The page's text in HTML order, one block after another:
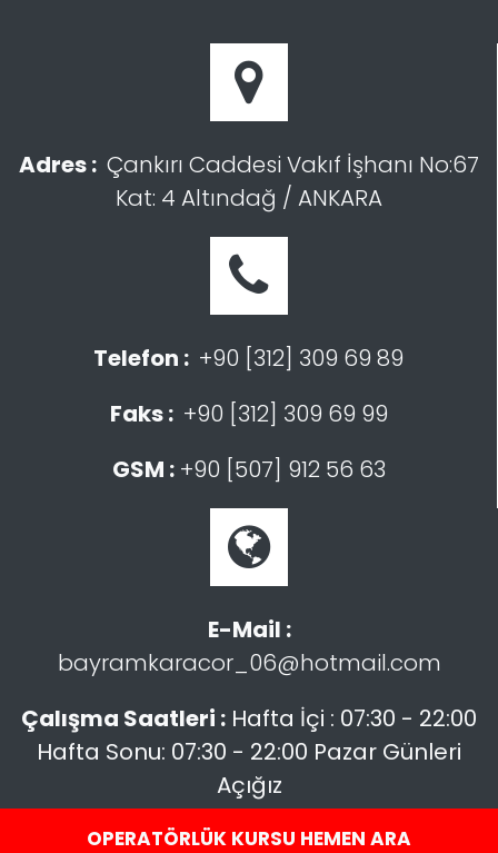
OPERATÖRLÜK KURSU HEMEN ARA
Adres : Çankırı Caddesi Vakıf İşhanı No:67
Kat: 4 Altındağ / ANKARA
Telefon : +90 [312] 309 69 89
Faks : +90 [312] 309 69 99
GSM : +90 [507] 912 56 63
E-Mail :
bayramkaracor_06@hotmail.com
Çalışma Saatleri : Hafta İçi : 07:30 - 22:00
Hafta Sonu: 07:30 - 22:00 Pazar Günleri
Açığız